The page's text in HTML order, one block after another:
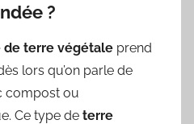
?
de terre végétale prend
lors qu’on parle de
compost ou
Ce type de terre